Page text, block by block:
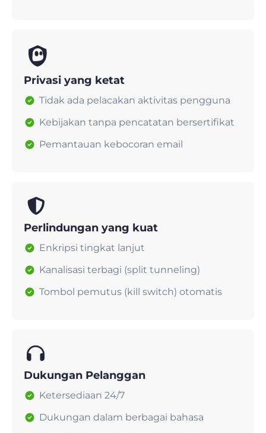
Privasi yang ketat
Tidak ada pelacakan aktivitas pengguna
Kebijakan tanpa pencatatan bersertifikat
Pemantauan kebocoran email
Perlindungan yang kuat
Enkripsi tingkat lanjut
Kanalisasi terbagi (split tunneling)
Tombol pemutus (kill switch) otomatis
Dukungan Pelanggan
Ketersediaan 24/7
Dukungan dalam berbagai bahasa